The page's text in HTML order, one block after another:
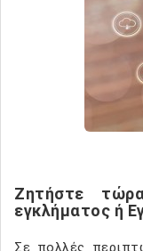
Ζητήστε
εγκλήματος ή
Σε πολλές